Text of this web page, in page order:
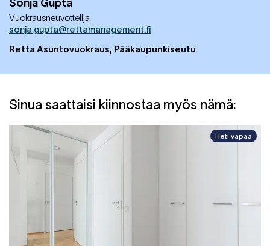
Sonja Gupta
Vuokrausneuvottelija
sonja.gupta@rettamanagement.fi
Retta Asuntovuokraus, Pääkaupunkiseutu
Sinua saattaisi kiinnostaa myös nämä:
Heti vapaa